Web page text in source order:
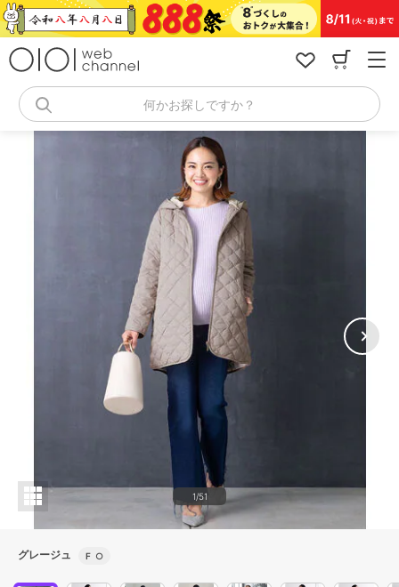
コ
ン
何かお探しですか？
1/51
グレージュ F ○